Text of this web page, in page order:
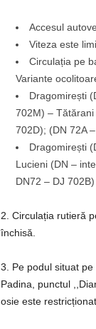
Accesul
Viteza este
Circulația pe
Variante
Dragomirești
702M) –
702D); (DN 72A
Dragomirești
Lucieni (DN –
DN72 – DJ 702B)
2. Circulația rutieră
închisă.
3. Pe podul situat
Padina, punctul
osie este